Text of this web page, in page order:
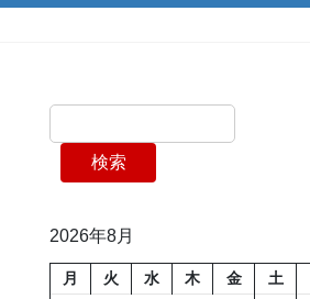
検索
2026年8月
月 火 水 木 金 土